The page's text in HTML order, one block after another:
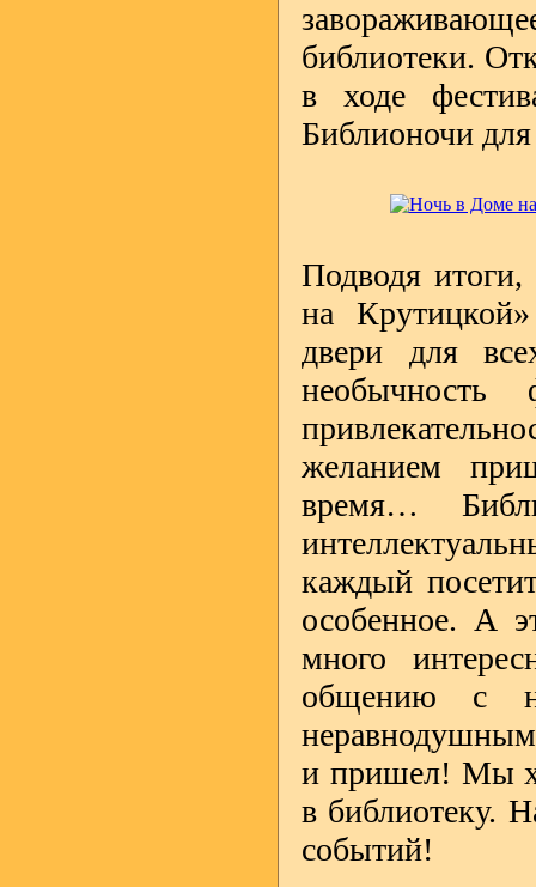
библиотеки.
в ходе
Библионочи
Подводя итоги,
на
двери для
желанием
время…
каждый
особенное. А
много
общению с
и пришел! Мы
в библиотеку.
событий!